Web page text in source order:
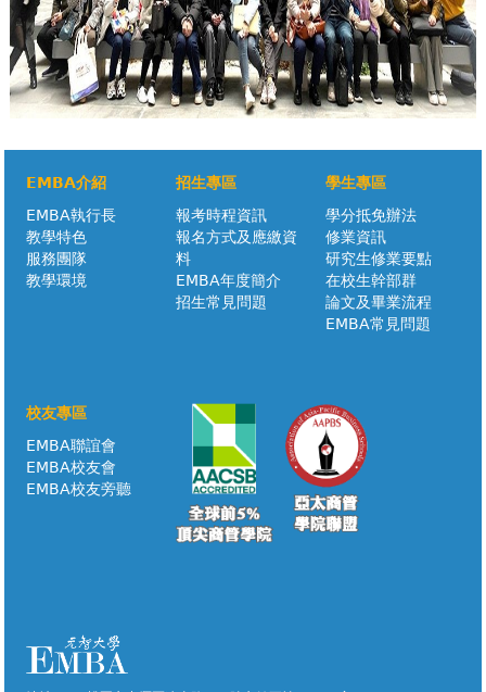
EMBA介紹
EMBA執行長
教學特色
服務團隊
教學環境
招生專區
報考時程資訊
報名方式及應繳資
料
EMBA年度簡介
招生常見問題
學生專區
學分抵免辦法
修業資訊
研究生修業要點
在校生幹部群
論文及畢業流程
EMBA常見問題
校友專區
EMBA聯誼會
EMBA校友會
EMBA校友旁聽